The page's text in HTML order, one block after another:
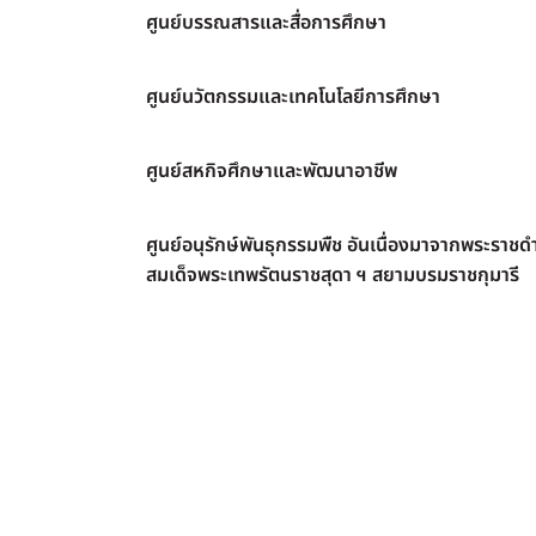
ศูนย์บรรณสารและสื่อการศึกษา
ศูนย์นวัตกรรมและเทคโนโลยีการศึกษา
ศูนย์สหกิจศึกษาและพัฒนาอาชีพ
ศูนย์อนุรักษ์พันธุกรรมพืช อันเนื่องมาจากพระราชด
สมเด็จพระเทพรัตนราชสุดา ฯ สยามบรมราชกุมารี